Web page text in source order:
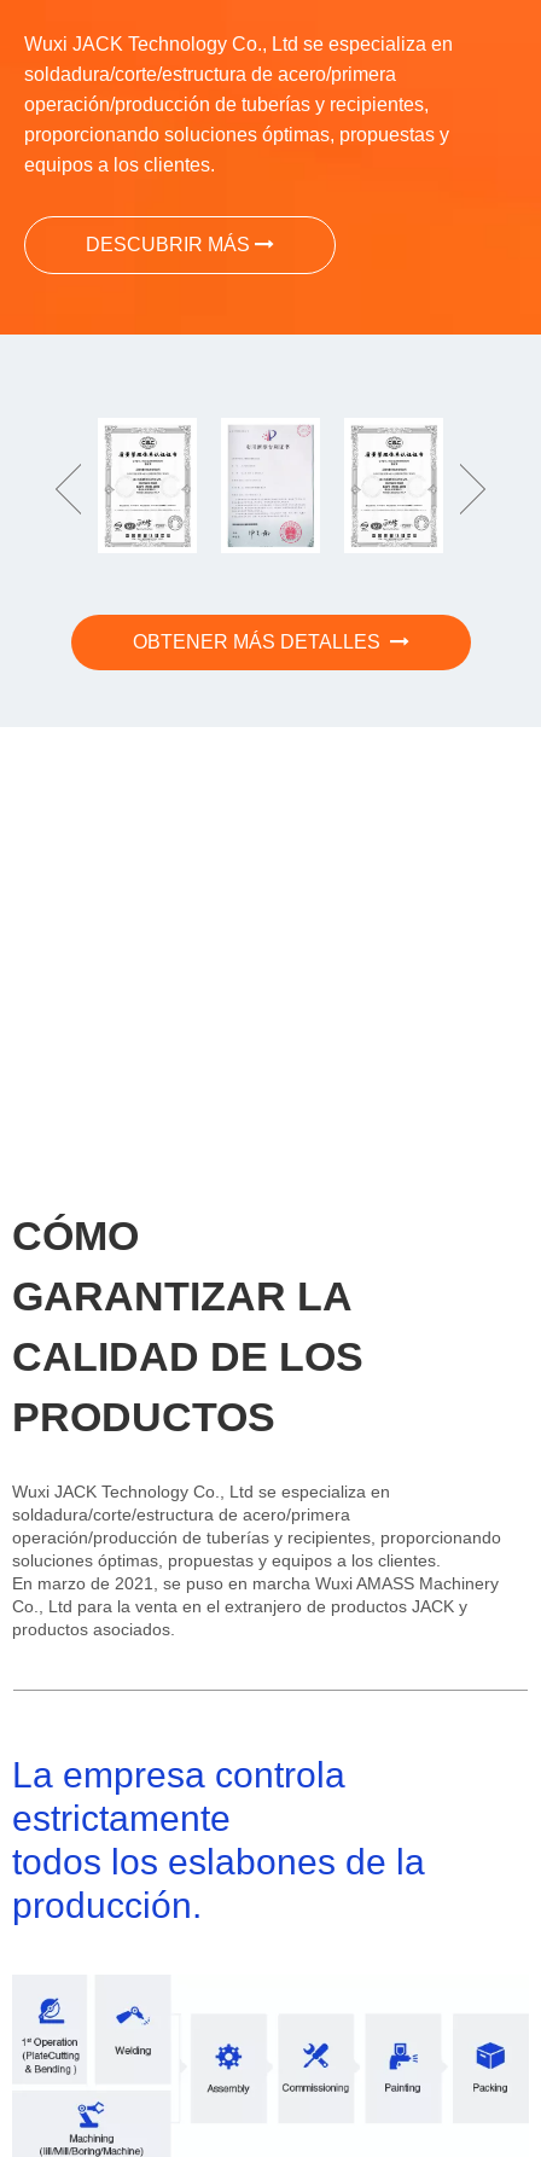
Wuxi JACK Technology Co., Ltd se especializa en
soldadura/corte/estructura de acero/primera
operación/producción de tuberías y recipientes,
proporcionando soluciones óptimas, propuestas y
equipos a los clientes.
DESCUBRIR MÁS
OBTENER MÁS DETALLES
CÓMO
GARANTIZAR LA
CALIDAD DE LOS
PRODUCTOS
Wuxi JACK Technology Co., Ltd se especializa en
soldadura/corte/estructura de acero/primera
operación/producción de tuberías y recipientes, proporcionando
soluciones óptimas, propuestas y equipos a los clientes.
En marzo de 2021, se puso en marcha Wuxi AMASS Machinery
Co., Ltd para la venta en el extranjero de productos JACK y
productos asociados.
La empresa controla
estrictamente
todos los eslabones de la
producción.